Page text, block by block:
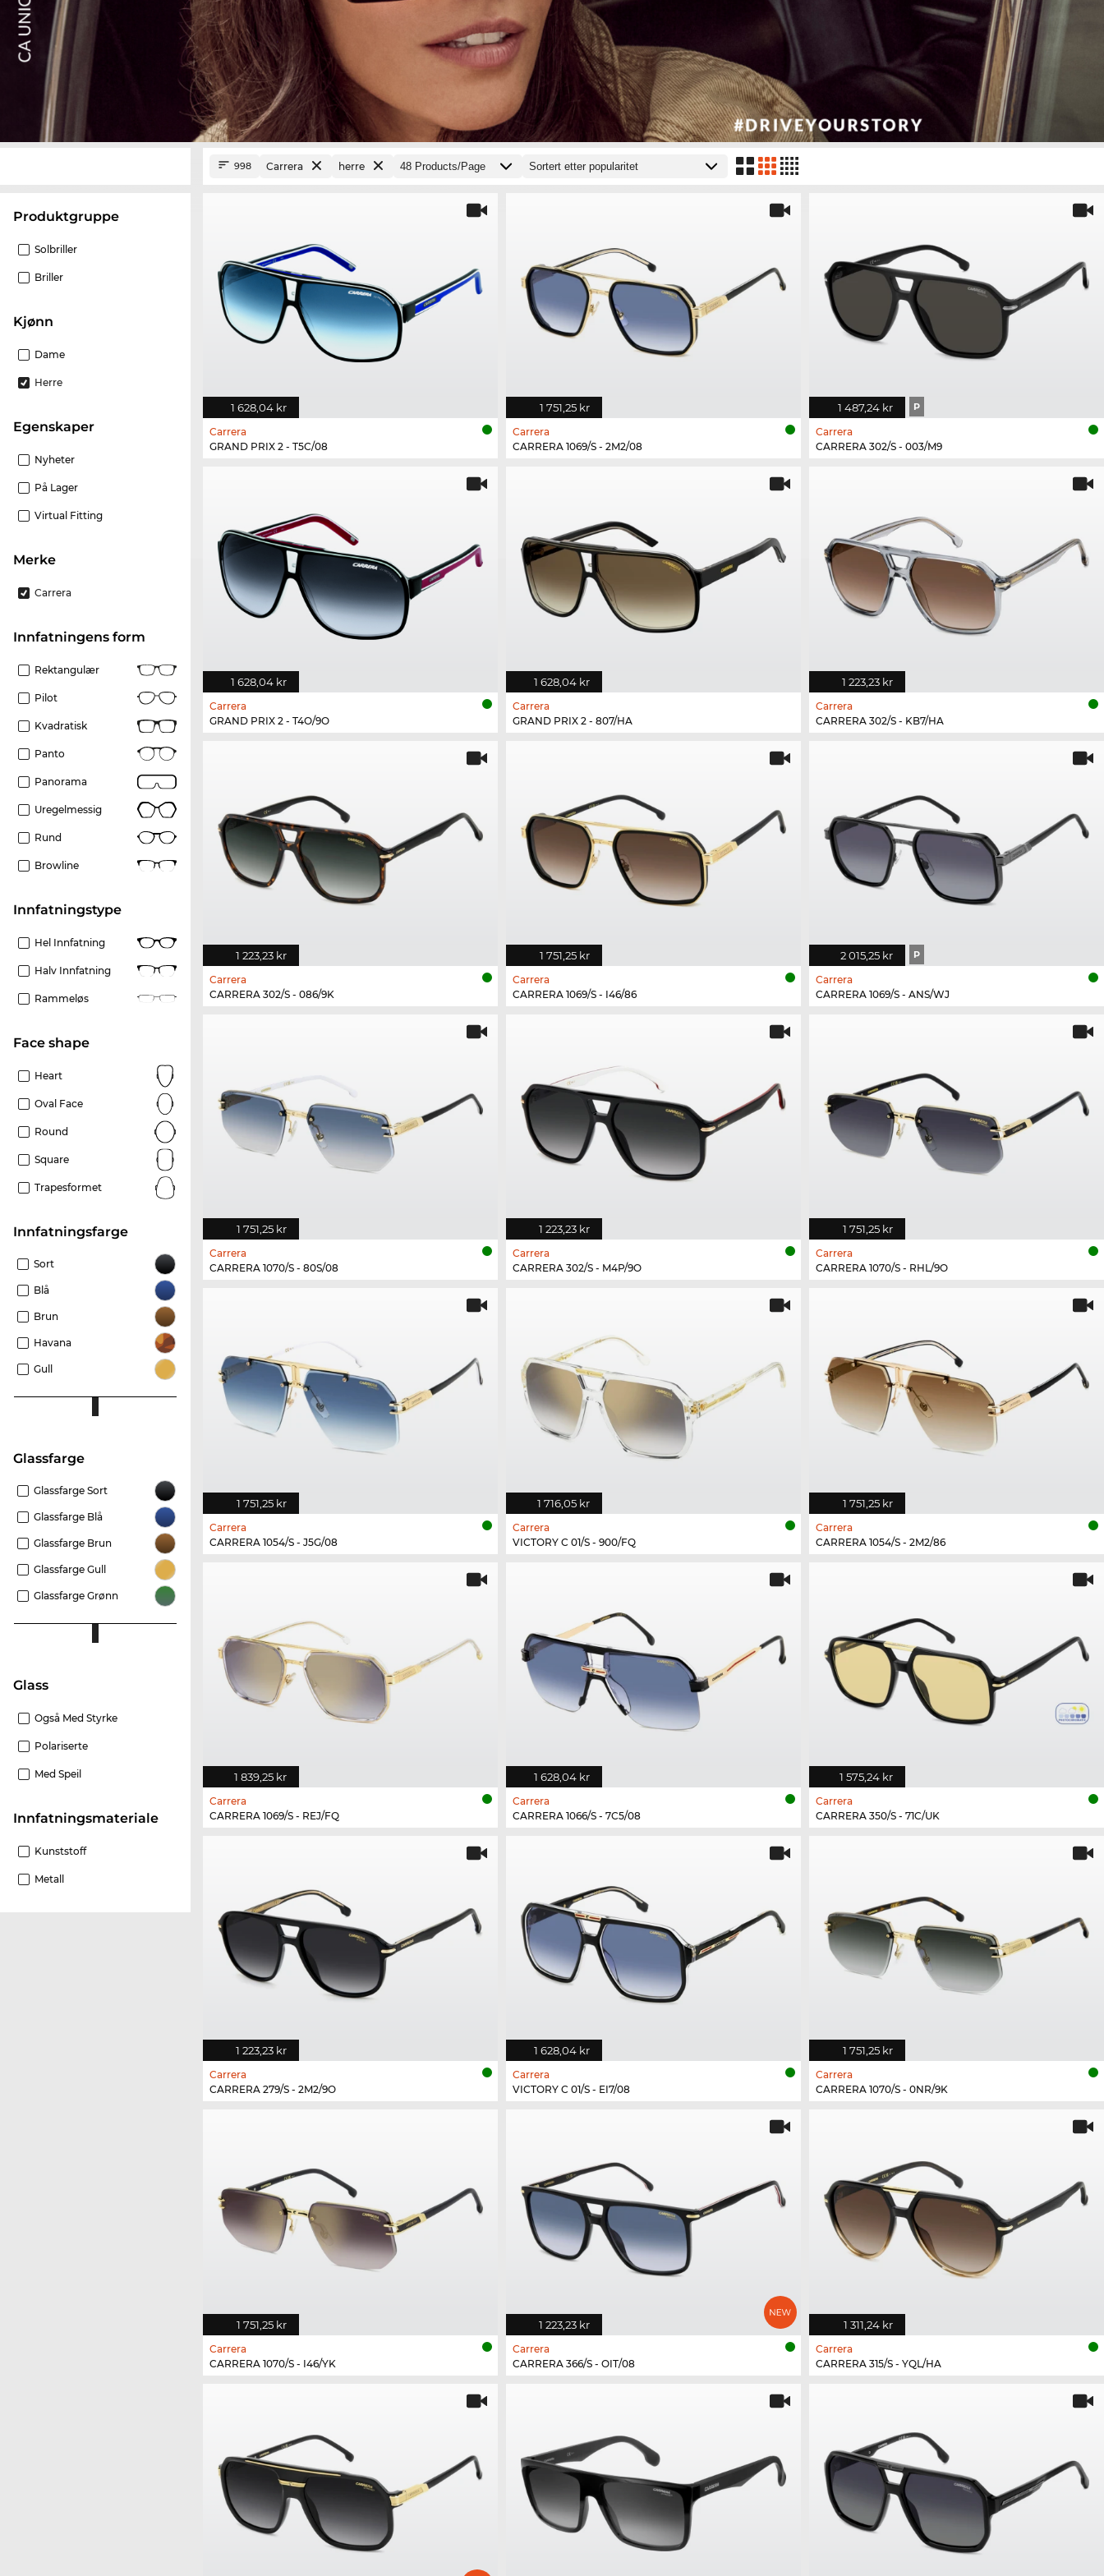
Produktgruppe
Solbriller
Briller
Kjønn
Dame
Herre
Egenskaper
Nyheter
På Lager
Virtual Fitting
merke
Carrera
Innfatningens form
Rektangulær
Pilot
Kvadratisk
Panto
Panorama
Uregelmessig
Rund
Browline
Innfatningstype
Hel Innfatning
Halv Innfatning
Rammeløs
Face shape
Heart
Oval Face
Round
Square
Trapesformet
Innfatningsfarge
Sort
Blå
Brun
Havana
Gull
Glassfarge
Glassfarge Sort
Glassfarge Blå
Glassfarge Brun
Glassfarge Gull
Glassfarge Grønn
glass
Også Med Styrke
Polariserte
Med Speil
innfatningsmateriale
Kunststoff
Metall
998 Carrera herre
1 628,04 kr
Carrera
GRAND PRIX 2 - T5C/08
1 751,25 kr
Carrera
CARRERA 1069/S - 2M2/08
1 487,24 kr P
Carrera
CARRERA 302/S - 003/M9
1 628,04 kr
Carrera
GRAND PRIX 2 - T4O/9O
1 628,04 kr
Carrera
GRAND PRIX 2 - 807/HA
1 223,23 kr
Carrera
CARRERA 302/S - KB7/HA
1 223,23 kr
Carrera
CARRERA 302/S - 086/9K
1 751,25 kr
Carrera
CARRERA 1069/S - I46/86
2 015,25 kr P
Carrera
CARRERA 1069/S - ANS/WJ
1 751,25 kr
Carrera
CARRERA 1070/S - 80S/08
1 223,23 kr
Carrera
CARRERA 302/S - M4P/9O
1 751,25 kr
Carrera
CARRERA 1070/S - RHL/9O
1 751,25 kr
Carrera
CARRERA 1054/S - J5G/08
1 716,05 kr
Carrera
VICTORY C 01/S - 900/FQ
1 751,25 kr
Carrera
CARRERA 1054/S - 2M2/86
1 839,25 kr
Carrera
CARRERA 1069/S - REJ/FQ
1 628,04 kr
Carrera
CARRERA 1066/S - 7C5/08
1 575,24 kr
Carrera
CARRERA 350/S - 71C/UK
1 223,23 kr
Carrera
CARRERA 279/S - 2M2/9O
1 628,04 kr
Carrera
VICTORY C 01/S - EI7/08
1 751,25 kr
Carrera
CARRERA 1070/S - 0NR/9K
1 751,25 kr
Carrera
CARRERA 1070/S - I46/YK
1 223,23 kr
Carrera
CARRERA 366/S - OIT/08
1 311,24 kr
Carrera
CARRERA 315/S - YQL/HA